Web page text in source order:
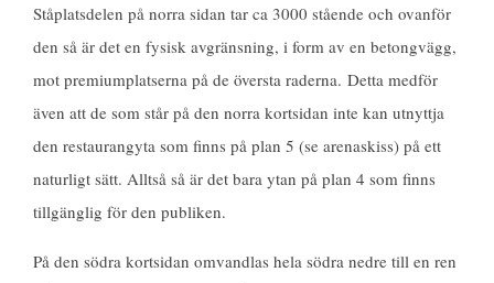
Ståplatsdelen på norra sidan tar ca 3000 stående och ovanför
den så är det en fysisk avgränsning, i form av en betongvägg,
mot premiumplatserna på de översta raderna. Detta medför
även att de som står på den norra kortsidan inte kan utnyttja
den restaurangyta som finns på plan 5 (se arenaskiss) på ett
naturligt sätt. Alltså så är det bara ytan på plan 4 som finns
tillgänglig för den publiken.
På den södra kortsidan omvandlas hela södra nedre till en ren